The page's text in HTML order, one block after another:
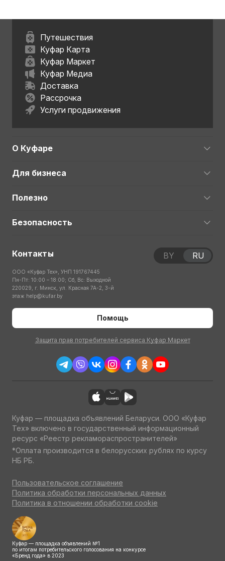
Путешествия
Куфар Карта
Куфар Маркет
Куфар Медиа
Доставка
Рассрочка
Услуги продвижения
О Куфаре
Для бизнеса
Полезно
Безопасность
Контакты
ООО «Куфар Тех», УНП 191767445
Пн-Пт: 10:00 – 18:00; Сб, Вс: Выходной
220029, г. Минск, ул. Красная 7А-2, 3-й
этаж help@kufar.by
Помощь
Защита прав потребителей сервиса Куфар Маркет
BY RU
Куфар — площадка объявлений Беларуси. ООО «Куфар
Тех» включено в государственный информационный
ресурс «Реестр рекламораспространителей»
*Оплата производится в белорусских рублях по курсу
НБ РБ.
Пользовательское соглашение
Политика обработки персональных данных
Политика в отношении обработки cookie
Куфар — площадка объявлений №1
по итогам потребительского голосования на конкурсе
«Бренд года» в 2023